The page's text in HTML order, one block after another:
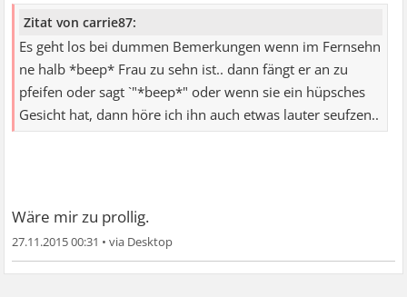
Zitat von carrie87:
Es geht los bei dummen Bemerkungen wenn im Fernsehn
ne halb *beep* Frau zu sehn ist.. dann fängt er an zu
pfeifen oder sagt `"*beep*" oder wenn sie ein hüpsches
Gesicht hat, dann höre ich ihn auch etwas lauter seufzen..
Wäre mir zu prollig.
27.11.2015 00:31 •